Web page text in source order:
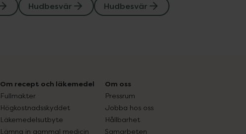
Hudbesvär
Hudbesvär
Om recept och läkemedel
Fullmakter
Högkostnadsskyddet
Läkemedelsutbyte
Lämna in gammal medicin
Om oss
Pressrum
Jobba hos oss
Hållbarhet
Samarbeten